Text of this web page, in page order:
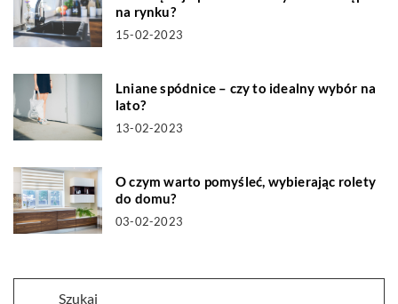
na rynku?
15-02-2023
Lniane spódnice – czy to idealny wybór na
lato?
13-02-2023
O czym warto pomyśleć, wybierając rolety
do domu?
03-02-2023